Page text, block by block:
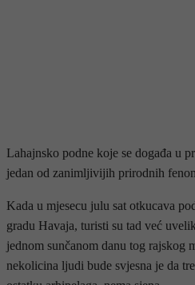
Lahajnsko podne koje se događa u
jedan od zanimljivijih prirodnih
Kada u mjesecu julu sat otkucava
gradu Havaja, turisti su tad već
jednom sunčanom danu tog rajskog
nekolicina ljudi bude svjesna je da